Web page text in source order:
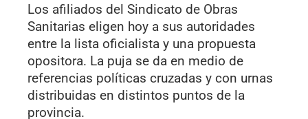
Los afiliados del Sindicato de Obras
Sanitarias eligen hoy a sus autoridades
entre la lista oficialista y una propuesta
opositora. La puja se da en medio de
referencias políticas cruzadas y con urnas
distribuidas en distintos puntos de la
provincia.